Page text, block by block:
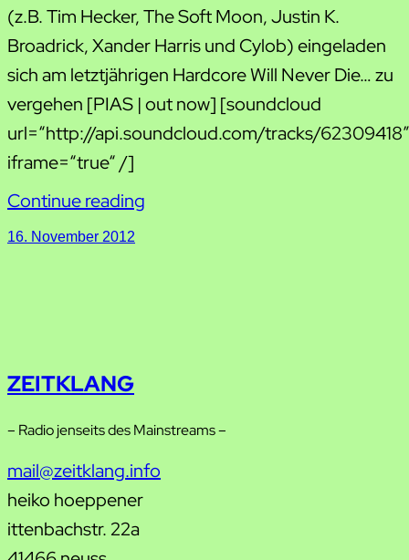
(z.B. Tim Hecker, The Soft Moon, Justin K.
Broadrick, Xander Harris und Cylob) eingeladen
sich am letztjährigen Hardcore Will Never Die… zu
vergehen [PIAS | out now] [soundcloud
url=“http://api.soundcloud.com/tracks/62309418″
iframe=“true“ /]
Continue reading
16. November 2012
ZEITKLANG
– Radio jenseits des Mainstreams –
mail@zeitklang.info
heiko hoeppener
ittenbachstr. 22a